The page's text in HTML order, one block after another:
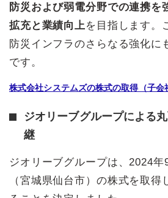
防災および弱電分野での連携を
拡充と業績向上 を目指します。
防災インフラのさらなる強化に
です。
株式会社システムズの株式の取得（子会
ジオリーブグループによる
継
ジオリーブグループは、2024年
（宮城県仙台市）の株式を取得